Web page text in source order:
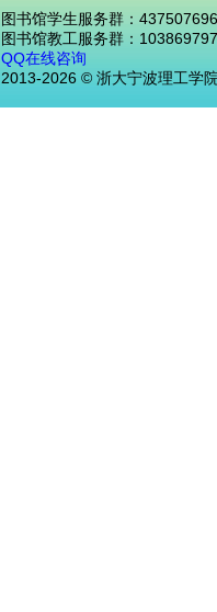
图书馆学生服务群：437507696
图书馆教工服务群：
QQ在线咨询
2013-2026 © 浙大宁波理工学